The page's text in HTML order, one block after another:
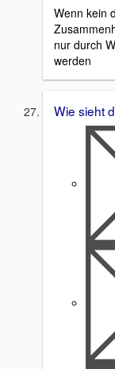
Wenn kein
nur durch
werden
Wie sieht